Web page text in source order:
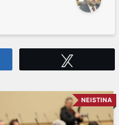
NEISTINA